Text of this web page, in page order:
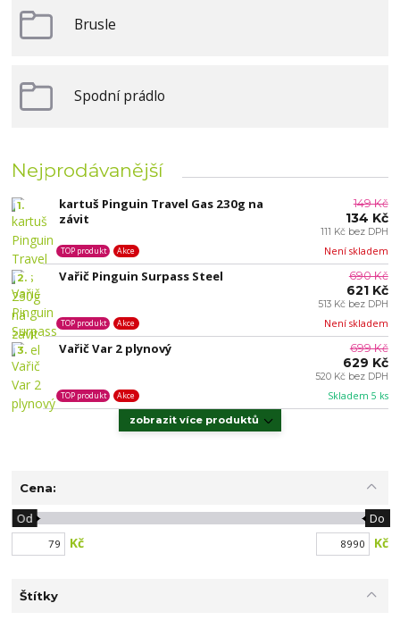
Brusle
Spodní prádlo
Nejprodávanější
1.
kartuš Pinguin Travel Gas 230g na
závit
Není skladem
TOP produkt Akce
149 Kč
134 Kč
111 Kč bez DPH
2. Vařič Pinguin Surpass Steel
Není skladem
TOP produkt Akce
690 Kč
621 Kč
513 Kč bez DPH
3. Vařič Var 2 plynový
Skladem 5 ks
TOP produkt Akce
699 Kč
629 Kč
520 Kč bez DPH
zobrazit více produktů
Cena:
Kč
Od Do
Kč
Štítky